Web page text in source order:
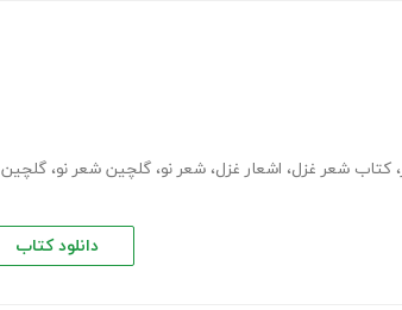
، کتاب شعر غزل، اشعار غزل، شعر نو، گلچین شعر نو، گلچین
دانلود کتاب